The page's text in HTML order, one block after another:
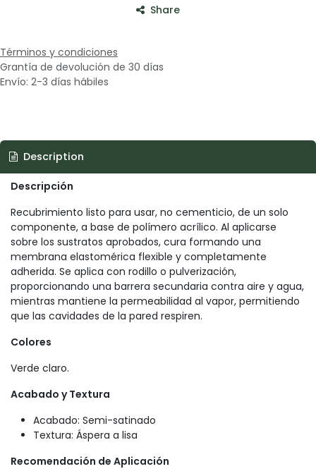
Share
Términos y condiciones
Grantía de devolución de 30 días
Envío: 2-3 días hábiles
Description
Descripción
Recubrimiento listo para usar, no cementicio, de un solo
componente, a base de polímero acrílico. Al aplicarse
sobre los sustratos aprobados, cura formando una
membrana elastomérica flexible y completamente
adherida. Se aplica con rodillo o pulverización,
proporcionando una barrera secundaria contra aire y agua,
mientras mantiene la permeabilidad al vapor, permitiendo
que las cavidades de la pared respiren.
Colores
Verde claro.
Acabado y Textura
Acabado: Semi-satinado
Textura: Áspera a lisa
Recomendación de Aplicación